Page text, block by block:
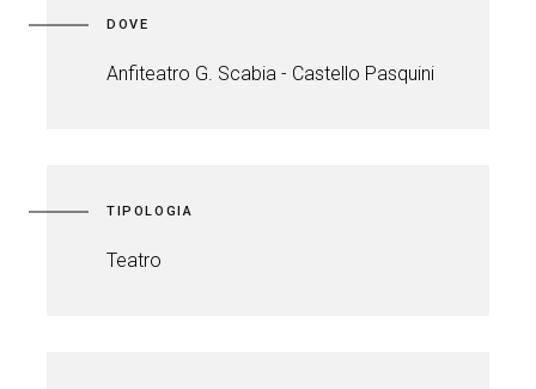
DOVE
Anfiteatro G. Scabia - Castello Pasquini
TIPOLOGIA
Teatro